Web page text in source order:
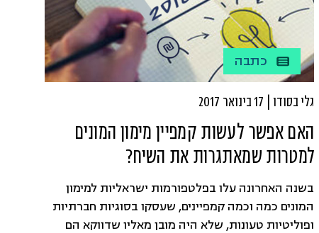
כתבה
גלי בסודו | 17 בינואר 2017
האם אפשר לעשות קמפיין מימון המונים
למטרות שמאתגרות את השיח?
בשנה האחרונה עלו בפלטפורמות ישראליות למימון
המונים כמה וכמה קמפיינים, שעסקו בסוגיות חברתיות
ופוליטיות טעונות, שלא היה מובן מאליו שדווקא הם